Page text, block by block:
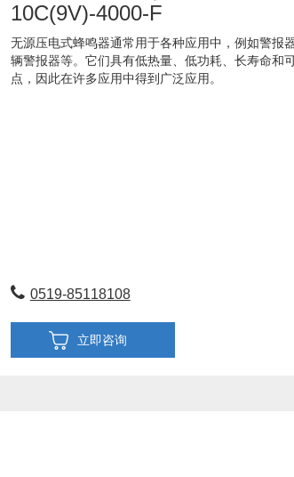
10C(9V)-4000-F
无源压电式蜂鸣器通常用于各种应用中，例如警报
辆警报器等。它们具有低热量、低功耗、长寿命和
点，因此在许多应用中得到广泛应用。
0519-85118108
立即咨询